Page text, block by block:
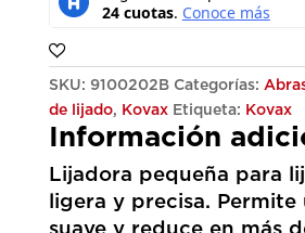
202
SKU: 9100202B Categorías:
de lijado, Kovax Etiqueta: Kovax
Información
Lijadora pequeña para
ligera y precisa. Permite